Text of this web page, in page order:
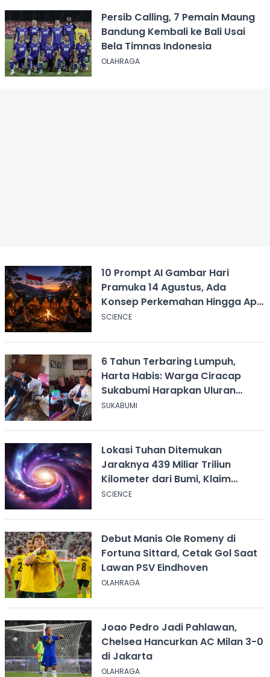
Persib Calling, 7 Pemain Maung
Bandung Kembali ke Bali Usai
Bela Timnas Indonesia
OLAHRAGA
10 Prompt AI Gambar Hari
Pramuka 14 Agustus, Ada
Konsep Perkemahan Hingga Api
Unggun
SCIENCE
6 Tahun Terbaring Lumpuh,
Harta Habis: Warga Ciracap
Sukabumi Harapkan Uluran
Tangan KDM
SUKABUMI
Lokasi Tuhan Ditemukan
Jaraknya 439 Miliar Triliun
Kilometer dari Bumi, Klaim
Ilmuwan Harvard
SCIENCE
Debut Manis Ole Romeny di
Fortuna Sittard, Cetak Gol Saat
Lawan PSV Eindhoven
OLAHRAGA
Joao Pedro Jadi Pahlawan,
Chelsea Hancurkan AC Milan 3-0
di Jakarta
OLAHRAGA